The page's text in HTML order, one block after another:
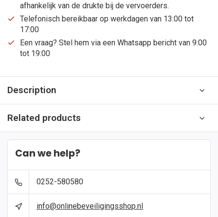
afhankelijk van de drukte bij de vervoerders.
Telefonisch bereikbaar op werkdagen van 13:00 tot
17:00
Een vraag? Stel hem via een Whatsapp bericht van 9:00
tot 19:00
Description
Related products
Can we help?
0252-580580
info@onlinebeveiligingsshop.nl